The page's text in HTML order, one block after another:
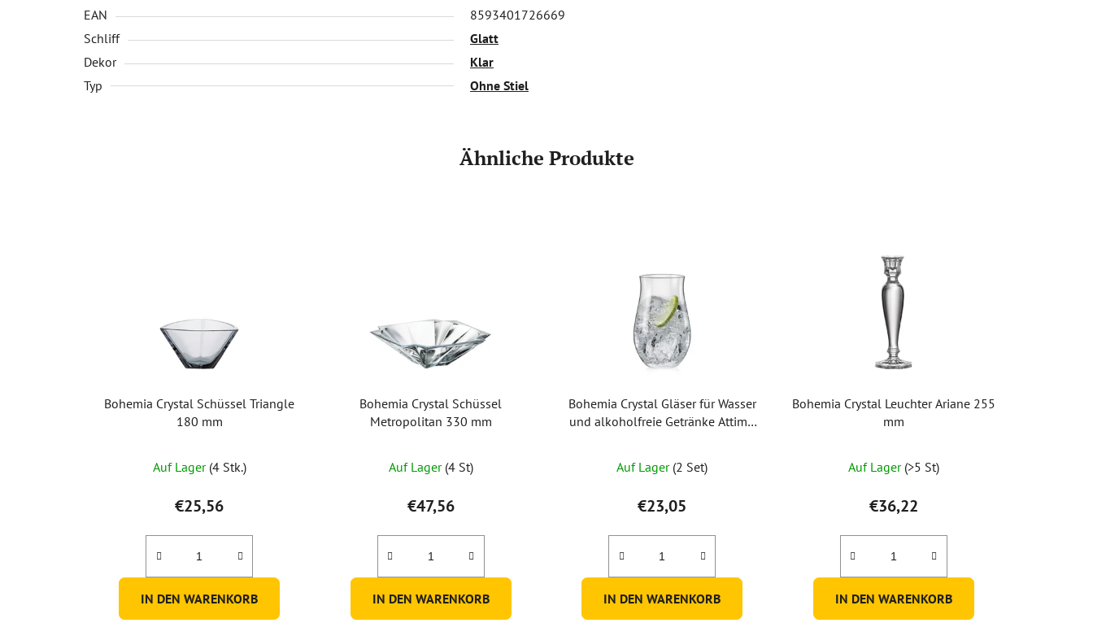
EAN
8593401726669
Schliff
Glatt
Dekor
Klar
Typ
Ohne Stiel
Ähnliche Produkte
Bohemia Crystal Schüssel Triangle
180 mm
Auf Lager (4 Stk.)
€25,56
IN DEN WARENKORB
Bohemia Crystal Schüssel
Metropolitan 330 mm
Auf Lager (4 St)
€47,56
IN DEN WARENKORB
Bohemia Crystal Gläser für Wasser
und alkoholfreie Getränke Attimo
Auf Lager (2 Set)
€23,05
IN DEN WARENKORB
Bohemia Crystal Leuchter Ariane 255
mm
Auf Lager (>5 St)
€36,22
IN DEN WARENKORB